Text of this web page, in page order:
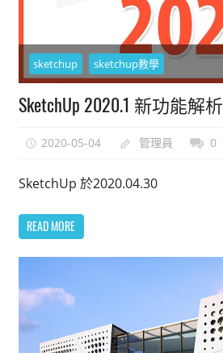
sketchup sketchup教學
SketchUp 2020.1 新功能解析
2020-05-04 管理員 0
SketchUp 於2020.04.30
READ MORE